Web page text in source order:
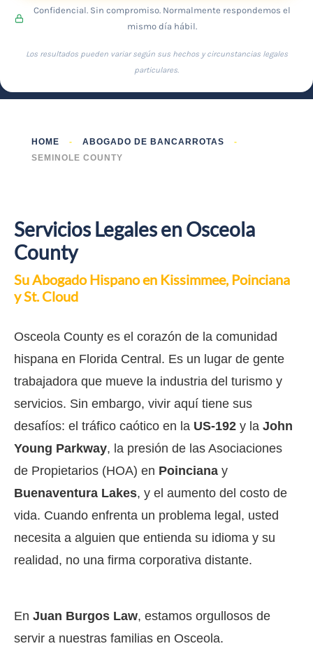
Confidencial. Sin compromiso. Normalmente respondemos el
mismo día hábil.
Los resultados pueden variar según sus hechos y circunstancias legales
particulares.
HOME - ABOGADO DE BANCARROTAS
-
SEMINOLE COUNTY
Servicios Legales en Osceola
County
Su Abogado Hispano en Kissimmee, Poinciana
y St. Cloud
Osceola County es el corazón de la comunidad
hispana en Florida Central. Es un lugar de gente
trabajadora que mueve la industria del turismo y
servicios. Sin embargo, vivir aquí tiene sus
desafíos: el tráfico caótico en la US-192 y la John
Young Parkway, la presión de las Asociaciones
de Propietarios (HOA) en Poinciana y
Buenaventura Lakes, y el aumento del costo de
vida. Cuando enfrenta un problema legal, usted
necesita a alguien que entienda su idioma y su
realidad, no una firma corporativa distante.
En Juan Burgos Law, estamos orgullosos de
servir a nuestras familias en Osceola.